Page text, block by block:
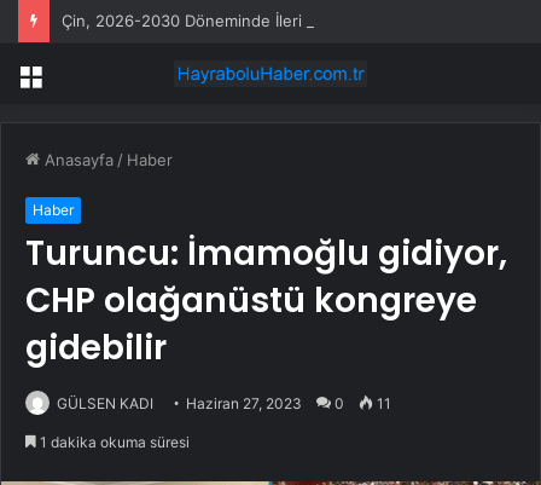
Menü
Anasayfa / Haber
Haber
Turuncu: İmamoğlu gidiyor,
CHP olağanüstü kongreye
gidebilir
GÜLSEN KADI Haziran 27, 2023 0 11
1 dakika okuma süresi